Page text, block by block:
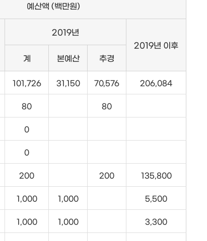
예산액 (백만원)
2019년
2019년 이후
계
본예산 추경
101,726 31,150 70,576 206,084
80 80
0
0
200 200 135,800
1,000 1,000 5,500
1,000 1,000 3,300